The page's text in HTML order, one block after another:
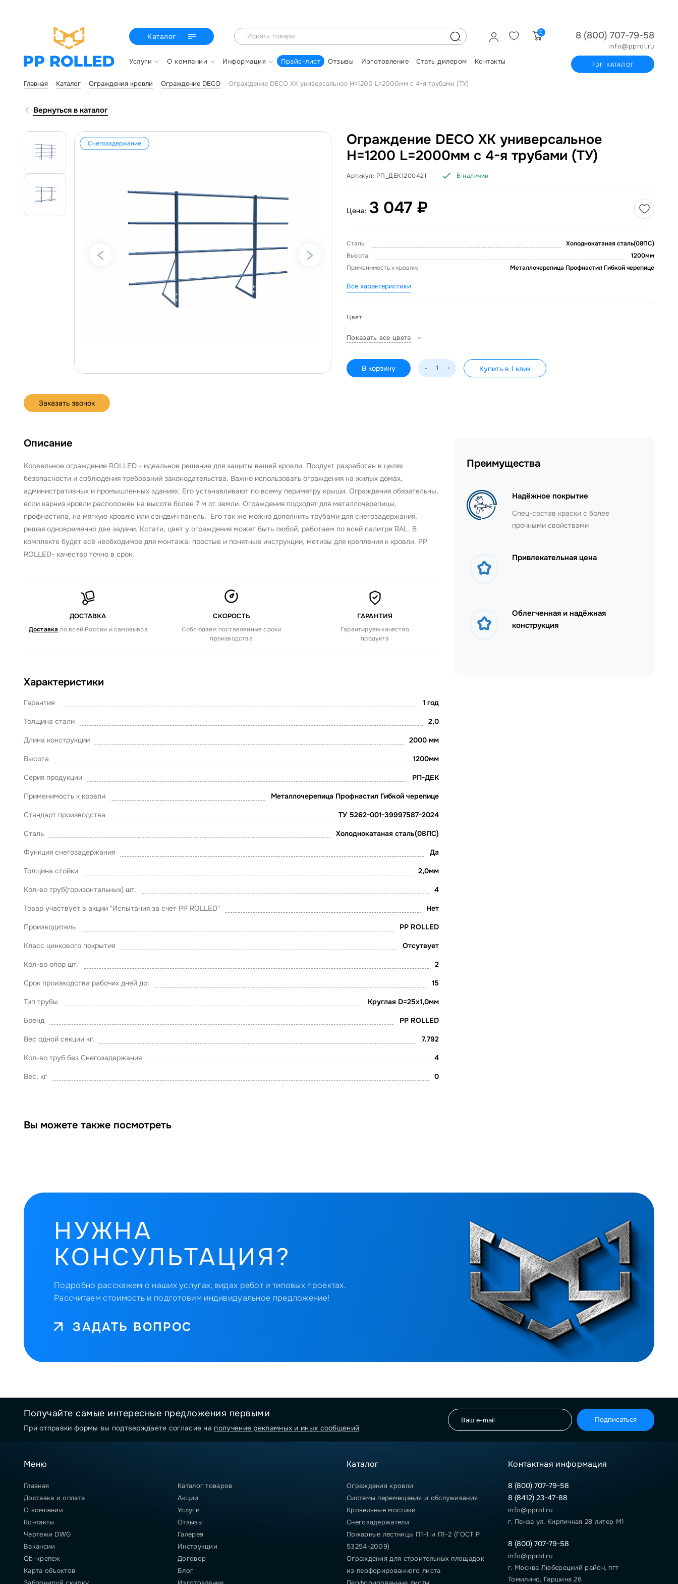
Каталог 0
Услуги О компании Информация Прайс-лист Отзывы Изготовление Стать дилером Контакты
8 (800) 707-79-58
info@pprol.ru
PDF КАТАЛОГ
Главная Каталог Ограждения кровли Ограждение DECO Ограждение DECO ХК универсальное H=1200 L=2000мм с 4-я трубами (ТУ)
Вернуться в каталог
Снегозадержание
Заказать звонок
Ограждение DECO ХК универсальное
H=1200 L=2000мм с 4-я трубами (ТУ)
Артикул: РП_ДЕК1200421 В наличии
Цена: 3 047 ₽
Сталь:
Холоднокатаная сталь(08ПС)
Высота:
1200мм
Применимость к кровли:
Металлочерепица Профнастил Гибкой черепице
Все характеристики
Цвет:
Показать все цвета
В корзину - + Купить в 1 клик
Описание
Кровельное ограждение ROLLED - идеальное решение для защиты вашей кровли. Продукт разработан в целях
безопасности и соблюдения требований законодательства. Важно использовать ограждения на жилых домах,
административных и промышленных зданиях. Его устанавливают по всему периметру крыши. Ограждения обязательны,
если карниз кровли расположен на высоте более 7 м от земли. Ограждения подходят для металлочерепицы,
профнастила, на мягкую кровлю или сэндвич панель. Его так же можно дополнить трубами для снегозадержания,
решая одновременно две задачи. Кстати, цвет у ограждения может быть любой, работаем по всей палитре RAL. В
комплекте будет всё необходимое для монтажа: простые и понятные инструкции, метизы для крепления к кровли. PP
ROLLED- качество точно в срок.
ДОСТАВКА
Доставка по всей России и самовывоз
СКОРОСТЬ
Соблюдаем поставленные сроки
производства
ГАРАНТИЯ
Гарантируем качество
продукта
Характеристики
Гарантия 1 год
Толщина стали 2,0
Длина конструкции 2000 мм
Высота 1200мм
Серия продукции РП-ДЕК
Применимость к кровли Металлочерепица Профнастил Гибкой черепице
Стандарт производства ТУ 5262-001-39997587-2024
Сталь Холоднокатаная сталь(08ПС)
Функция снегозадержания Да
Толщина стойки 2,0мм
Кол-во труб(горизонтальных) шт. 4
Товар участвует в акции "Испытания за счет PP ROLLED" Нет
Производитель PP ROLLED
Класс цинкового покрытия Отсутвует
Кол-во опор шт. 2
Срок производства рабочих дней до: 15
Тип трубы Круглая D=25х1,0мм
Бренд PP ROLLED
Вес одной секции кг. 7.792
Кол-во труб без Снегозадержания 4
Вес, кг 0
Преимущества
Надёжное покрытие
Спец-состав краски с более
прочными свойствами
Привлекательная цена
Облегченная и надёжная
конструкция
Вы можете также посмотреть
НУЖНА
КОНСУЛЬТАЦИЯ?
Подробно расскажем о наших услугах, видах работ и типовых проектах.
Рассчитаем стоимость и подготовим индивидуальное предложение!
ЗАДАТЬ ВОПРОС
Получайте самые интересные предложения первыми
При отправки формы вы подтверждаете согласие на получение рекламных и иных сообщений
Подписаться
Меню
Главная
Каталог товаров
Доставка и оплата
Акции
О компании
Услуги
Контакты
Отзывы
Чертежи DWG
Галерея
Вакансии
Инструкции
Qb-крепеж
Договор
Карта объектов
Блог
Каталог
Ограждения кровли
Системы перемещения и обслуживания
Кровельные мостики
Снегозадержатели
Пожарные лестницы П1-1 и П1-2 (ГОСТ Р
53254-2009)
Ограждения для строительных площадок
из перфорированного листа
Контактная информация
8 (800) 707-79-58
8 (8412) 23-47-88
info@pprol.ru
г. Пенза ул. Кирпичная 28 литер М1
8 (800) 707-79-58
info@pprol.ru
г. Москва Люберецкий район, пгт
Томилино, Гаршина 26